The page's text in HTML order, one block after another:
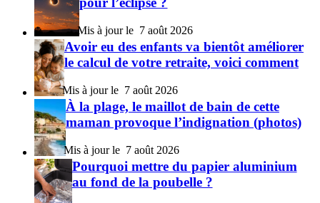
7 août 2026
Avoir eu des enfants va bientôt améliorer
le calcul de votre retraite, voici comment
7 août 2026
À la plage, le maillot de bain de cette
maman provoque l’indignation (photos)
7 août 2026
Pourquoi mettre du papier aluminium
au fond de la poubelle ?